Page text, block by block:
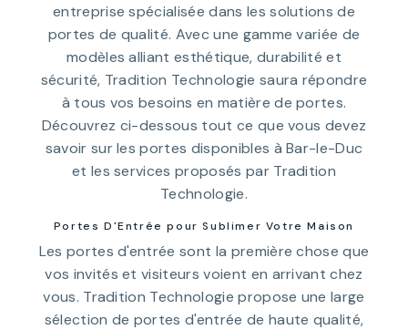
entreprise spécialisée dans les solutions de
portes de qualité. Avec une gamme variée de
modèles alliant esthétique, durabilité et
sécurité, Tradition Technologie saura répondre
à tous vos besoins en matière de portes.
Découvrez ci-dessous tout ce que vous devez
savoir sur les portes disponibles à Bar-le-Duc
et les services proposés par Tradition
Technologie.
Portes D'Entrée pour Sublimer Votre Maison
Les portes d'entrée sont la première chose que
vos invités et visiteurs voient en arrivant chez
vous. Tradition Technologie propose une large
sélection de portes d'entrée de haute qualité,